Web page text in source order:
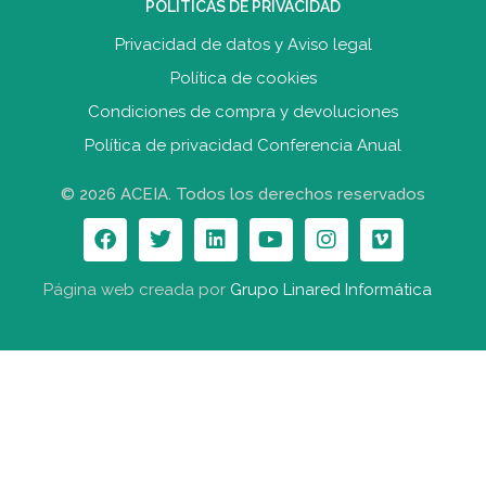
POLITICAS DE PRIVACIDAD
Privacidad de datos y Aviso legal
Política de cookies
Condiciones de compra y devoluciones
Política de privacidad Conferencia Anual
© 2026 ACEIA. Todos los derechos reservados
Página web creada por Grupo Linared Informática